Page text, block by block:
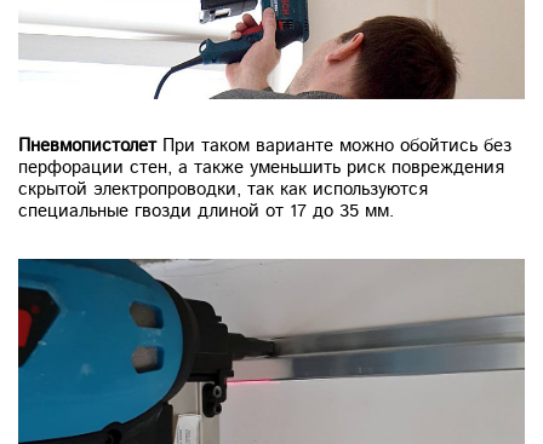
ПневмопистолетПри таком варианте можно обойтись без
перфорации стен, а также уменьшить риск повреждения
скрытой электропроводки, так как используются
специальные гвозди длиной от 17 до 35 мм.